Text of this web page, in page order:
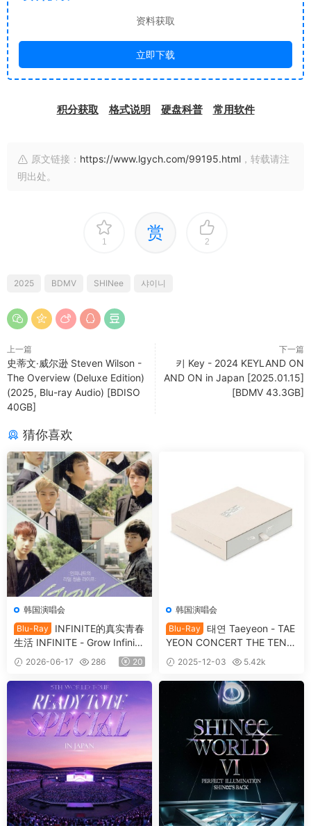
资料获取
立即下载
积分获取 格式说明 硬盘科普 常用软件
原文链接： https://www.lgych.com/99195.html ，转载请注
明出处。
1 赏 2
2025 BDMV SHINee 샤이니
上一篇
史蒂文·威尔逊 Steven Wilson -
The Overview (Deluxe Edition)
(2025, Blu-ray Audio) [BDISO
40GB]
下一篇
키 Key - 2024 KEYLAND ON
AND ON in Japan [2025.01.15]
[BDMV 43.3GB]
猜你喜欢
韩国演唱会
Blu-Ray
INFINITE的真实青春
生活 INFINITE - Grow Infinit
e’s Real Youth Life BD+DVD
[2015.08.19] [BDMV 21.2GB]
2026-06-17 286 20
韩国演唱会
Blu-Ray
태연 Taeyeon - TAE
YEON CONCERT THE TENS
E MEMORY BOX [2025.11.0
3] [BDMV 2BD 62.3GB]
2025-12-03
5.42k